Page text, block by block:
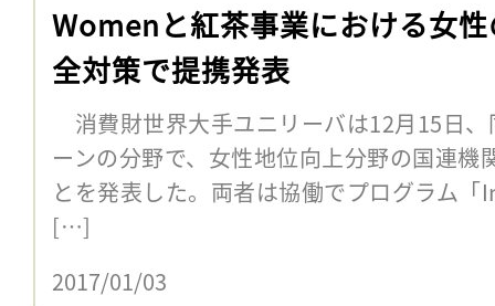
Womenと紅茶事業における女
全対策で提携発表
消費財世界大手ユニリーバは12月15日
ーンの分野で、女性地位向上分野の国連
とを発表した。両者は協働でプログラム
[…]
2017/01/03